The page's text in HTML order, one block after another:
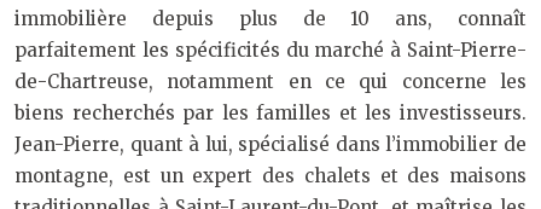
immobilière depuis plus de 10 ans, connaît
parfaitement les spécificités du marché à Saint-Pierre-
de-Chartreuse, notamment en ce qui concerne les
biens recherchés par les familles et les investisseurs.
Jean-Pierre, quant à lui, spécialisé dans l’immobilier de
montagne, est un expert des chalets et des maisons